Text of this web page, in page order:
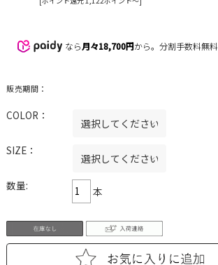
なら月々18,700円から。分割手数料無料
販売期間：
COLOR：
SIZE：
数量: 本